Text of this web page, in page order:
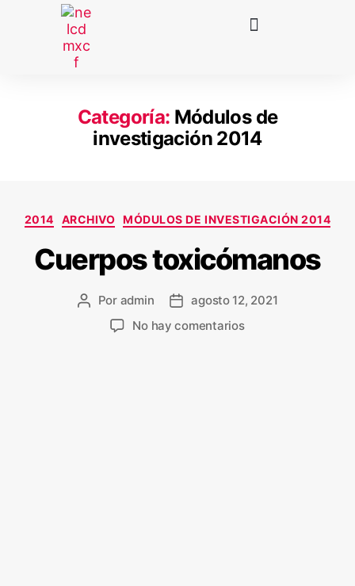
Categoría: Módulos de
investigación 2014
2014 ARCHIVO MÓDULOS DE INVESTIGACIÓN 2014
Cuerpos toxicómanos
Por admin
agosto 12, 2021
No hay comentarios